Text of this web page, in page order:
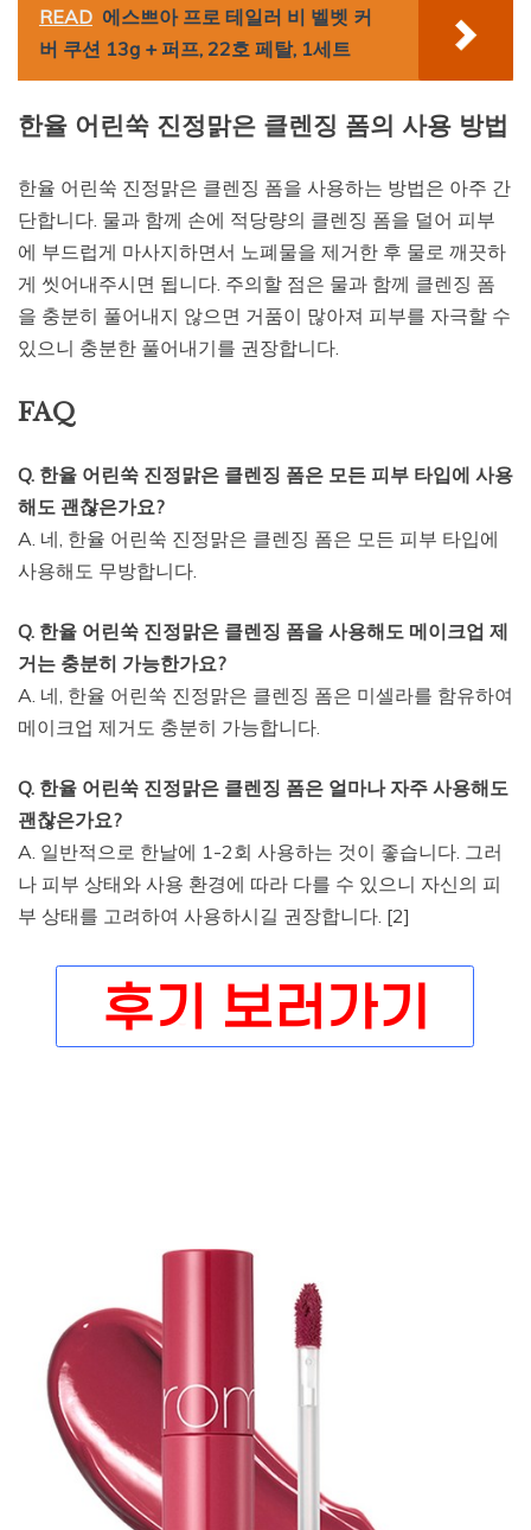
READ 에스쁘아 프로 테일러 비 벨벳 커
버 쿠션 13g + 퍼프, 22호 페탈, 1세트
한율 어린쑥 진정맑은 클렌징 폼의 사용 방법
한율 어린쑥 진정맑은 클렌징 폼을 사용하는 방법은 아주 간
단합니다. 물과 함께 손에 적당량의 클렌징 폼을 덜어 피부
에 부드럽게 마사지하면서 노폐물을 제거한 후 물로 깨끗하
게 씻어내주시면 됩니다. 주의할 점은 물과 함께 클렌징 폼
을 충분히 풀어내지 않으면 거품이 많아져 피부를 자극할 수
있으니 충분한 풀어내기를 권장합니다.
FAQ
Q. 한율 어린쑥 진정맑은 클렌징 폼은 모든 피부 타입에 사용
해도 괜찮은가요?
A. 네, 한율 어린쑥 진정맑은 클렌징 폼은 모든 피부 타입에
사용해도 무방합니다.
Q. 한율 어린쑥 진정맑은 클렌징 폼을 사용해도 메이크업 제
거는 충분히 가능한가요?
A. 네, 한율 어린쑥 진정맑은 클렌징 폼은 미셀라를 함유하여
메이크업 제거도 충분히 가능합니다.
Q. 한율 어린쑥 진정맑은 클렌징 폼은 얼마나 자주 사용해도
괜찮은가요?
A. 일반적으로 한날에 1-2회 사용하는 것이 좋습니다. 그러
나 피부 상태와 사용 환경에 따라 다를 수 있으니 자신의 피
부 상태를 고려하여 사용하시길 권장합니다. [2]